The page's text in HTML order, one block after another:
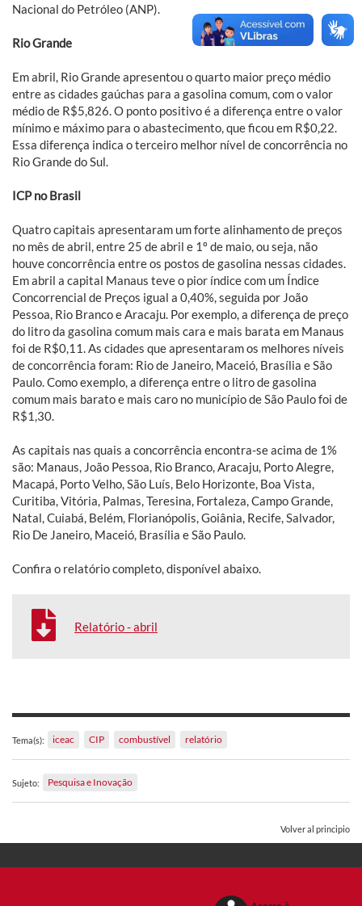
Nacional do Petróleo (ANP).
Rio Grande
Em abril, Rio Grande apresentou o quarto maior preço médio
entre as cidades gaúchas para a gasolina comum, com o valor
médio de R$5,826. O ponto positivo é a diferença entre o valor
mínimo e máximo para o abastecimento, que ficou em R$0,22.
Essa diferença indica o terceiro melhor nível de concorrência no
Rio Grande do Sul.
ICP no Brasil
Quatro capitais apresentaram um forte alinhamento de preços
no mês de abril, entre 25 de abril e 1º de maio, ou seja, não
houve concorrência entre os postos de gasolina nessas cidades.
Em abril a capital Manaus teve o pior índice com um Índice
Concorrencial de Preços igual a 0,40%, seguida por João
Pessoa, Rio Branco e Aracaju. Por exemplo, a diferença de preço
do litro da gasolina comum mais cara e mais barata em Manaus
foi de R$0,11. As cidades que apresentaram os melhores níveis
de concorrência foram: Rio de Janeiro, Maceió, Brasília e São
Paulo. Como exemplo, a diferença entre o litro de gasolina
comum mais barato e mais caro no município de São Paulo foi de
R$1,30.
As capitais nas quais a concorrência encontra-se acima de 1%
são: Manaus, João Pessoa, Rio Branco, Aracaju, Porto Alegre,
Macapá, Porto Velho, São Luís, Belo Horizonte, Boa Vista,
Curitiba, Vitória, Palmas, Teresina, Fortaleza, Campo Grande,
Natal, Cuiabá, Belém, Florianópolis, Goiânia, Recife, Salvador,
Rio De Janeiro, Maceió, Brasília e São Paulo.
Confira o relatório completo, disponível abaixo.
Relatório - abril
Tema(s): iceac CIP combustível relatório
Sujeto: Pesquisa e Inovação
Volver al principio